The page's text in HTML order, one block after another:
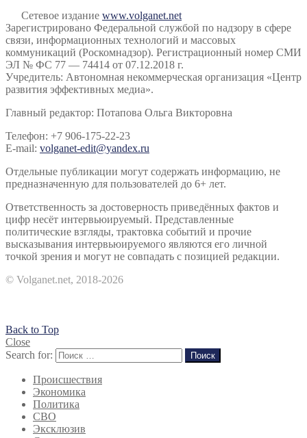
Сетевое издание www.volganet.net
Зарегистрировано Федеральной службой по надзору в сфере
связи, информационных технологий и массовых
коммуникаций (Роскомнадзор). Регистрационный номер СМИ
ЭЛ № ФС 77 — 74414 от 07.12.2018 г.
Учредитель: Автономная некоммерческая организация «Центр
развития эффективных медиа».
Главный редактор: Потапова Ольга Викторовна
Телефон: +7 906-175-22-23
E-mail: volganet-edit@yandex.ru
Отдельные публикации могут содержать информацию, не
предназначенную для пользователей до 6+ лет.
Ответственность за достоверность приведённых фактов и
цифр несёт интервьюируемый. Представленные
политические взгляды, трактовка событий и прочие
высказывания интервьюируемого являются его личной
точкой зрения и могут не совпадать с позицией редакции.
© Volganet.net, 2018-2026
Back to Top
Close
Search for:
Поиск
Происшествия
Экономика
Политика
СВО
Эксклюзив